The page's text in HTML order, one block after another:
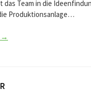
Team in die
Produktionsanlage…
→